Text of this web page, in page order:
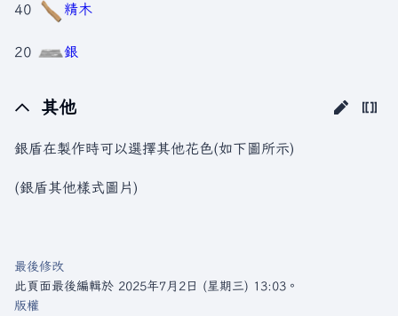
40 精木
20 銀
其他
銀盾在製作時可以選擇其他花色(如下圖所示)
(銀盾其他樣式圖片)
最後修改
此頁面最後編輯於 2025年7月2日 (星期三) 13:03。
版權